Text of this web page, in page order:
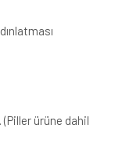
(Piller ürüne dahil